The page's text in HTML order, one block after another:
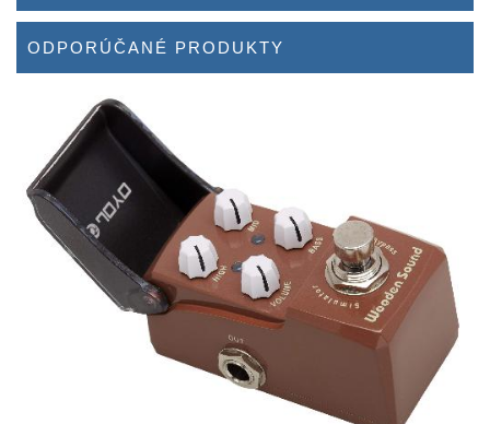
ODPORÚČANÉ PRODUKTY